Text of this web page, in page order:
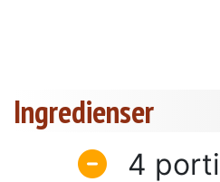
Ingredienser
4